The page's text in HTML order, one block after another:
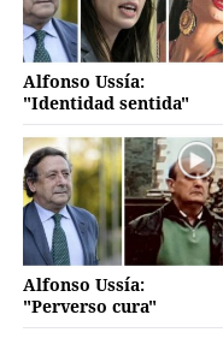
Alfonso Ussía:
"Identidad sentida"
Alfonso Ussía:
"Perverso cura"